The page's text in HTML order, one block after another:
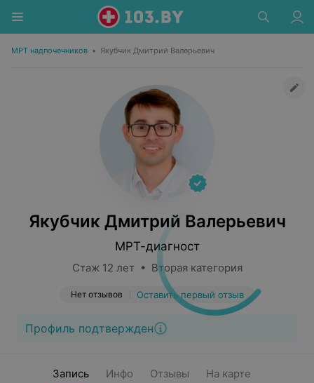
МРТ надпочечников • Якубчик Дмитрий Валерьевич
Якубчик Дмитрий Валерьевич
МРТ-диагност
Стаж 12 лет • Вторая категория
Нет отзывов Оставить первый отзыв
Профиль подтвержден
Запись Инфо Отзывы На карте